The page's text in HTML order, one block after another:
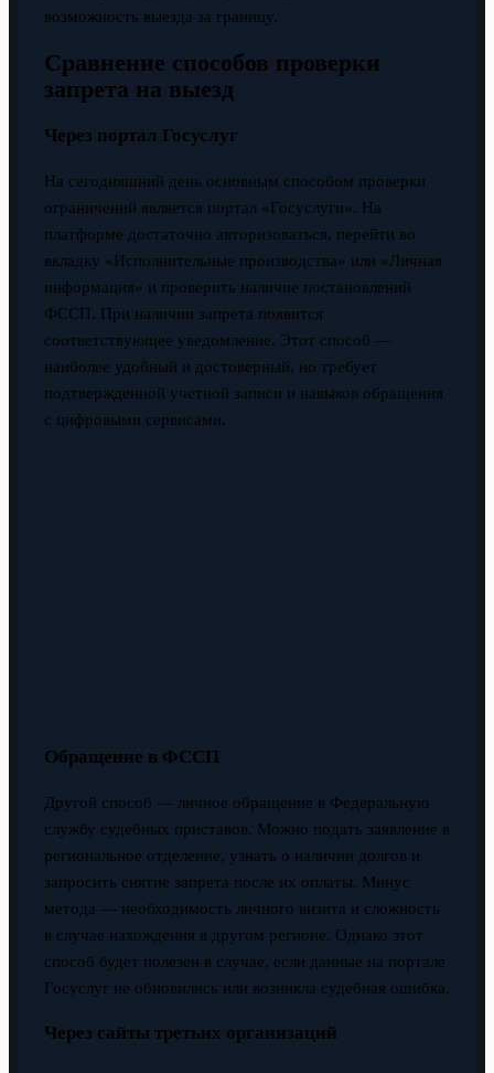
возможность выезда за границу.
Сравнение способов проверки
запрета на выезд
Через портал Госуслуг
На сегодняшний день основным способом проверки
ограничений является портал «Госуслуги». На
платформе достаточно авторизоваться, перейти во
вкладку «Исполнительные производства» или «Личная
информация» и проверить наличие постановлений
ФССП. При наличии запрета появится
соответствующее уведомление. Этот способ —
наиболее удобный и достоверный, но требует
подтвержденной учетной записи и навыков обращения
с цифровыми сервисами.
Обращение в ФССП
Другой способ — личное обращение в Федеральную
службу судебных приставов. Можно подать заявление в
региональное отделение, узнать о наличии долгов и
запросить снятие запрета после их оплаты. Минус
метода — необходимость личного визита и сложность
в случае нахождения в другом регионе. Однако этот
способ будет полезен в случае, если данные на портале
Госуслуг не обновились или возникла судебная ошибка.
Через сайты третьих организаций